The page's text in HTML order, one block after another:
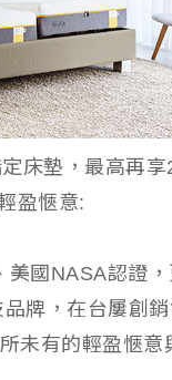
床墊，最高再
盈愜意:
國NASA認證
牌，在台屢創
未有的輕盈愜意